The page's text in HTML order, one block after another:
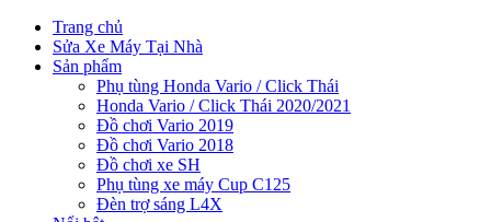
Trang chủ
Sửa Xe Máy Tại Nhà
Sản phẩm
Phụ tùng Honda Vario / Click Thái
Honda Vario / Click Thái 2020/2021
Đồ chơi Vario 2019
Đồ chơi Vario 2018
Đồ chơi xe SH
Phụ tùng xe máy Cup C125
Đèn trợ sáng L4X